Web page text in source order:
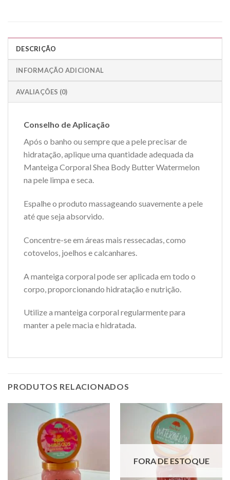
DESCRIÇÃO
INFORMAÇÃO ADICIONAL
AVALIAÇÕES (0)
Conselho de Aplicação
Após o banho ou sempre que a pele precisar de
hidratação, aplique uma quantidade adequada da
Manteiga Corporal Shea Body Butter Watermelon
na pele limpa e seca.
Espalhe o produto massageando suavemente a pele
até que seja absorvido.
Concentre-se em áreas mais ressecadas, como
cotovelos, joelhos e calcanhares.
A manteiga corporal pode ser aplicada em todo o
corpo, proporcionando hidratação e nutrição.
Utilize a manteiga corporal regularmente para
manter a pele macia e hidratada.
PRODUTOS RELACIONADOS
FORA DE ESTOQUE